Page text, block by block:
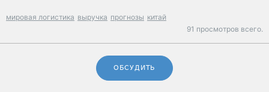
мировая логистика выручка прогнозы китай
91 просмотров всего.
ОБСУДИТЬ